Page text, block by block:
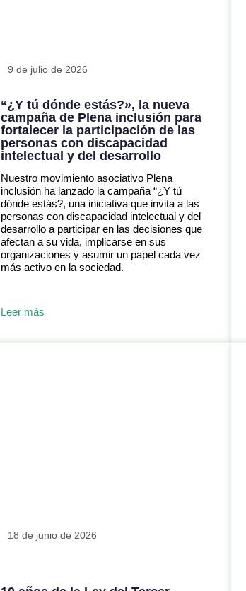
9 de julio de 2026
“¿Y tú dónde estás?», la nueva
campaña de Plena inclusión para
fortalecer la participación de las
personas con discapacidad
intelectual y del desarrollo
Nuestro movimiento asociativo Plena
inclusión ha lanzado la campaña “¿Y tú
dónde estás?, una iniciativa que invita a las
personas con discapacidad intelectual y del
desarrollo a participar en las decisiones que
afectan a su vida, implicarse en sus
organizaciones y asumir un papel cada vez
más activo en la sociedad.
Leer más
18 de junio de 2026